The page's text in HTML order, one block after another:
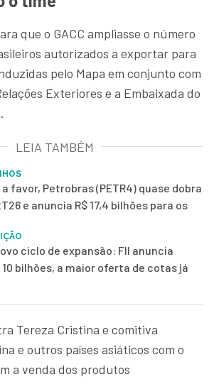
que o GACC ampliasse o número
autorizados a exportar para
pelo Mapa em conjunto com
Exteriores e a Embaixada do
LEIA TAMBÉM
favor, Petrobras (PETR4) quase dobra
e anuncia R$ 17,4 bilhões para os
ciclo de expansão: FII anuncia
bilhões, a maior oferta de cotas já
Tereza Cristina e comitiva
e outros países asiáticos com o
a venda dos produtos